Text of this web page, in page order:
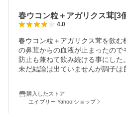
春ウコン粒＋アガリクス茸[3
4.0
春ウコン粒＋アガリクス茸を飲む
の鼻茸からの血液が止まったの
防止も兼ねて飲み続ける事にし
未だ結論は出ていませんが調子は
購入したストア
エイブリー Yahoo!ショップ